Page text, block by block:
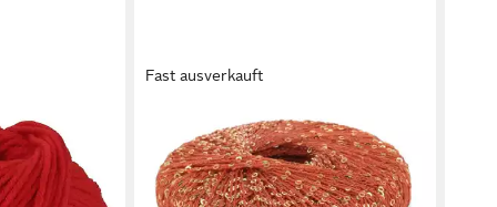
aus
50 g
Fast ausverkauft
PAILLETTES Häkelwolle, 112 m (25
Gramm), glänzendes Effektgarn mit
Pailletten von Lang Yarns